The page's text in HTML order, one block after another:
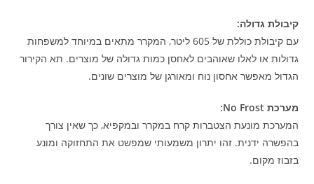
קיבולת גדולה:
עם קיבולת כוללת של 605 ליטר, המקרר מתאים במיוחד למשפחות
גדולות או לאלו שאוהבים לאחסן כמות גדולה של מוצרים. תא הקירור
הגדול מאפשר אחסון נוח ומאורגן של מוצרים שונים.
מערכת No Frost:
המערכת מונעת הצטברות קרח במקרר ובמקפיא, כך שאין צורך
בהפשרה ידנית. זהו יתרון משמעותי שמפשט את התחזוקה ומונע
בזבוז מקום.